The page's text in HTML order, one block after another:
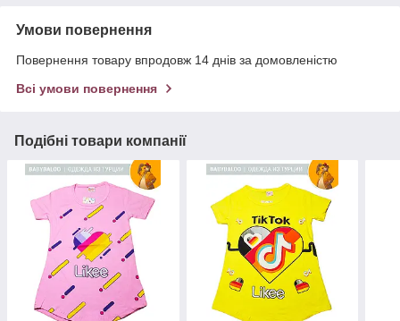
Умови повернення
Повернення товару впродовж 14 днів за домовленістю
Всі умови повернення
Подібні товари компанії